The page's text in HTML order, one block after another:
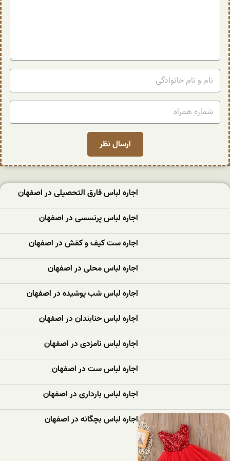
اجاره لباس فارق التحصیلی در اصفهان
اجاره لباس پرنسسی در اصفهان
اجاره ست کیف و کفش در اصفهان
اجاره لباس محلی در اصفهان
اجاره لباس شب پوشیده در اصفهان
اجاره لباس حنابندان در اصفهان
اجاره لباس نامزدی در اصفهان
اجاره لباس ست در اصفهان
اجاره لباس بارداری در اصفهان
اجاره لباس بچگانه در اصفهان